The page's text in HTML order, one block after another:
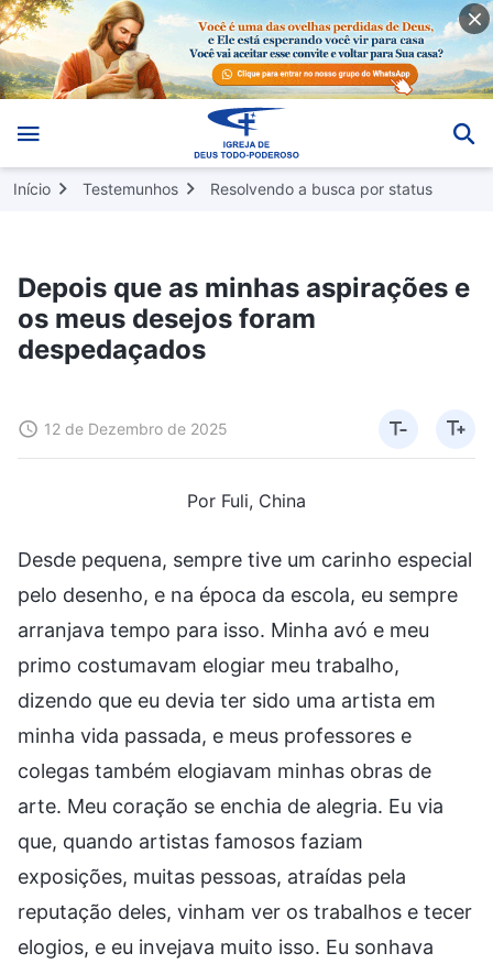
Início Testemunhos Resolvendo a busca por status
Depois que as minhas aspirações e
os meus desejos foram
despedaçados
12 de Dezembro de 2025
Por Fuli, China
Desde pequena, sempre tive um carinho especial
pelo desenho, e na época da escola, eu sempre
arranjava tempo para isso. Minha avó e meu
primo costumavam elogiar meu trabalho,
dizendo que eu devia ter sido uma artista em
minha vida passada, e meus professores e
colegas também elogiavam minhas obras de
arte. Meu coração se enchia de alegria. Eu via
que, quando artistas famosos faziam
exposições, muitas pessoas, atraídas pela
reputação deles, vinham ver os trabalhos e tecer
elogios, e eu invejava muito isso. Eu sonhava